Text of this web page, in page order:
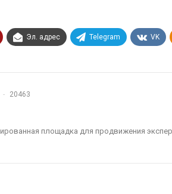
Эл. адрес Telegram VK
20463
площадка для продвижения